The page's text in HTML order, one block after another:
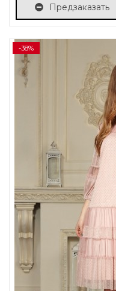
Предзаказать
-38%